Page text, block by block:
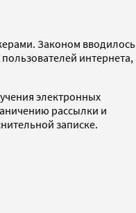
Законом вводилось
интернета,
электронных
рассылки и
записке.